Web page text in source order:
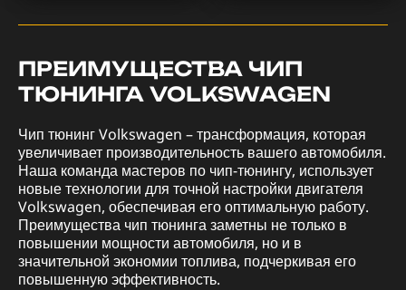
ПРЕИМУЩЕСТВА ЧИП
ТЮНИНГА VOLKSWAGEN
Чип тюнинг Volkswagen – трансформация, которая
увеличивает производительность вашего автомобиля.
Наша команда мастеров по чип-тюнингу, использует
новые технологии для точной настройки двигателя
Volkswagen, обеспечивая его оптимальную работу.
Преимущества чип тюнинга заметны не только в
повышении мощности автомобиля, но и в
значительной экономии топлива, подчеркивая его
повышенную эффективность.